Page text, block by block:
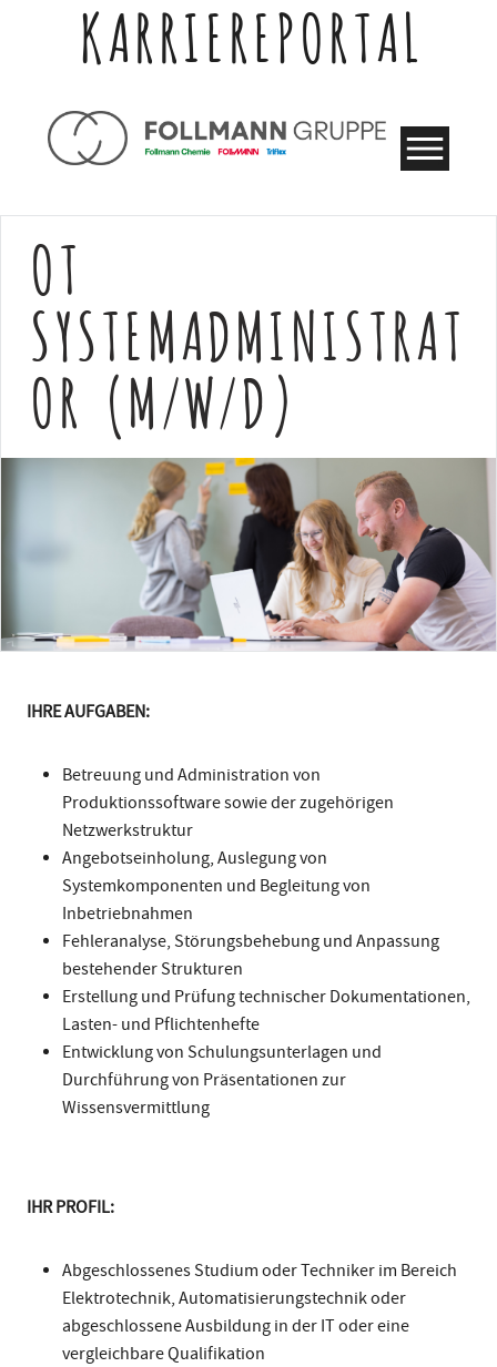
KARRIEREPORTAL
OT
SYSTEMADMINISTRAT
OR (M/W/D)
IHRE AUFGABEN:
Betreuung und Administration von
Produktionssoftware sowie der zugehörigen
Netzwerkstruktur
Angebotseinholung, Auslegung von
Systemkomponenten und Begleitung von
Inbetriebnahmen
Fehleranalyse, Störungsbehebung und Anpassung
bestehender Strukturen
Erstellung und Prüfung technischer Dokumentationen,
Lasten- und Pflichtenhefte
Entwicklung von Schulungsunterlagen und
Durchführung von Präsentationen zur
Wissensvermittlung
IHR PROFIL:
Abgeschlossenes Studium oder Techniker im Bereich
Elektrotechnik, Automatisierungstechnik oder
abgeschlossene Ausbildung in der IT oder eine
vergleichbare Qualifikation